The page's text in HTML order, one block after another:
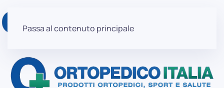
Passa al contenuto principale